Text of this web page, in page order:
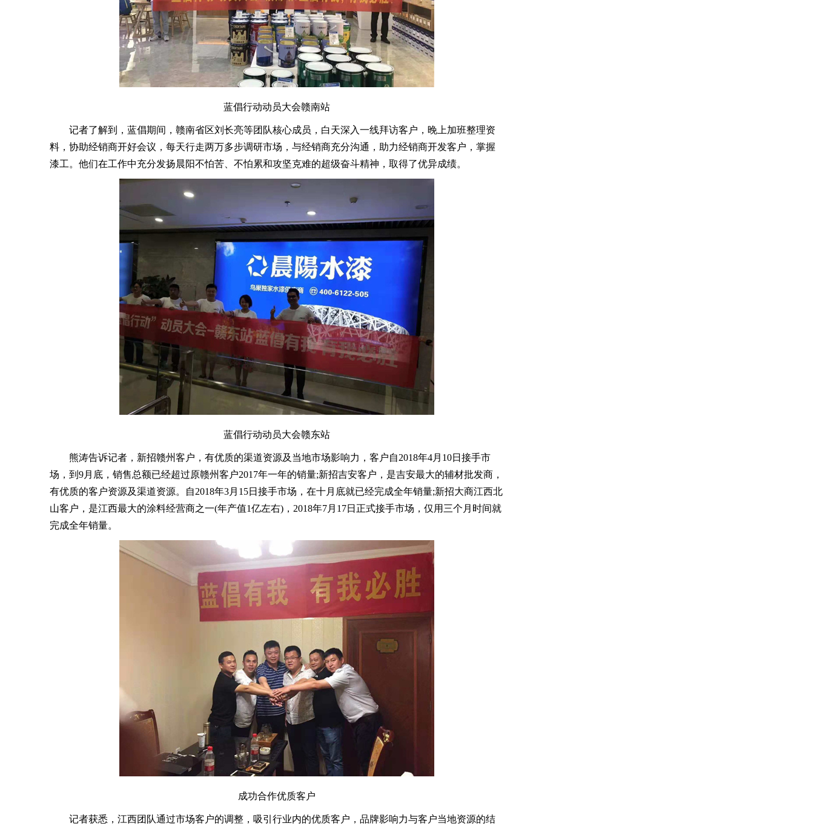
蓝倡行动动员大会赣南站
记者了解到，蓝倡期间，赣南省区刘长亮等团队核心成员，白天深入一线拜访客户，晚上加班整理资
料，协助经销商开好会议，每天行走两万多步调研市场，与经销商充分沟通，助力经销商开发客户，掌握
漆工。他们在工作中充分发扬晨阳不怕苦、不怕累和攻坚克难的超级奋斗精神，取得了优异成绩。
蓝倡行动动员大会赣东站
熊涛告诉记者，新招赣州客户，有优质的渠道资源及当地市场影响力，客户自2018年4月10日接手市
场，到9月底，销售总额已经超过原赣州客户2017年一年的销量;新招吉安客户，是吉安最大的辅材批发商，
有优质的客户资源及渠道资源。自2018年3月15日接手市场，在十月底就已经完成全年销量;新招大商江西北
山客户，是江西最大的涂料经营商之一(年产值1亿左右)，2018年7月17日正式接手市场，仅用三个月时间就
完成全年销量。
成功合作优质客户
记者获悉，江西团队通过市场客户的调整，吸引行业内的优质客户，品牌影响力与客户当地资源的结